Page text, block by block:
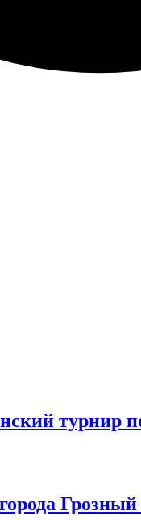
турнир